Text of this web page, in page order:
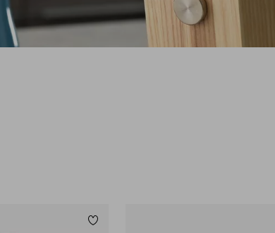
Legg til favoritter